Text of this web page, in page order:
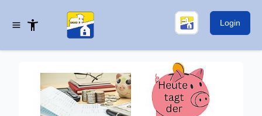
Login